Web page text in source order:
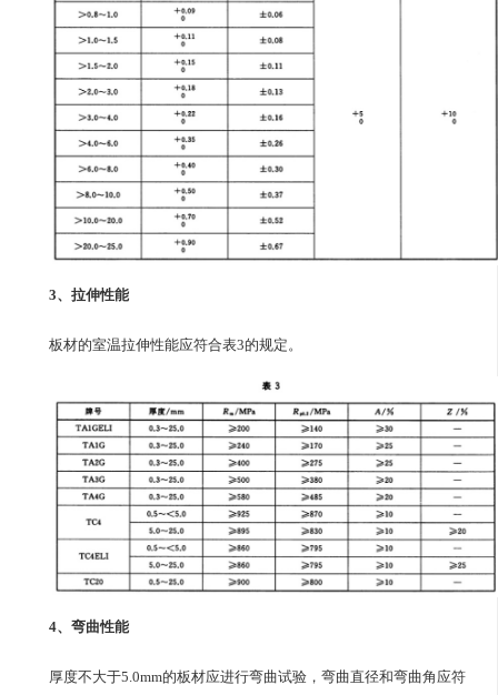
3、拉伸性能
板材的室温拉伸性能应符合表3的规定。
4、弯曲性能
厚度不大于5.0mm的板材应进行弯曲试验，弯曲直径和弯曲角应符